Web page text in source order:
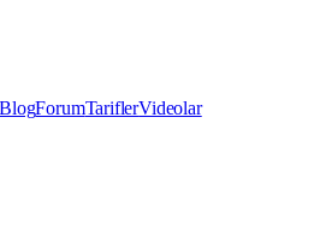
BlogForumTariflerVideolar